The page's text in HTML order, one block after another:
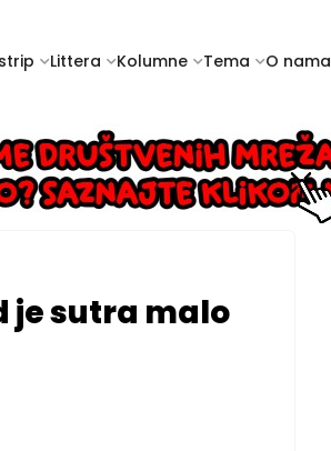
Littera Kolumne Tema O nama
je sutra malo